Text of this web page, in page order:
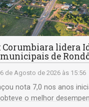
Corumbiara lidera
de
de Agosto de 2026 às 15:56
nota 7,0 nos anos
o melhor